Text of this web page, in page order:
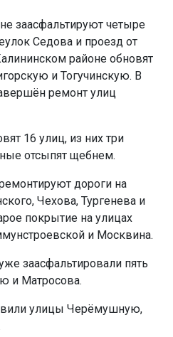
16 улиц, из них три
отсыпят щебнем.
дороги на
Чехова, Тургенева и
покрытие на улицах
заасфальтировали пять
улицы Черёмушную,
выбирают подрядчика
Татарской и Потанинской.
улицы Петухова
конца августа.
корректной работы сайта,
качества сервиса. Для
Яндекс.Метрика
сайтом, вы
файлов cookie.